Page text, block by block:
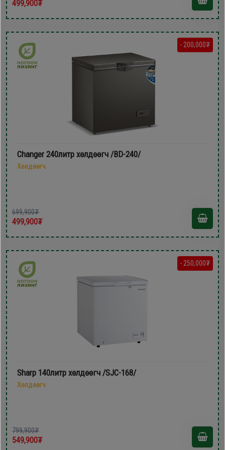
499,900₮
- 200,000₮
Changer 240литр хөлдөөгч /BD-240/
Хөлдөөгч
699,900₮
499,900₮
- 250,000₮
Sharp 140литр хөлдөөгч /SJC-168/
Хөлдөөгч
799,900₮
549,900₮